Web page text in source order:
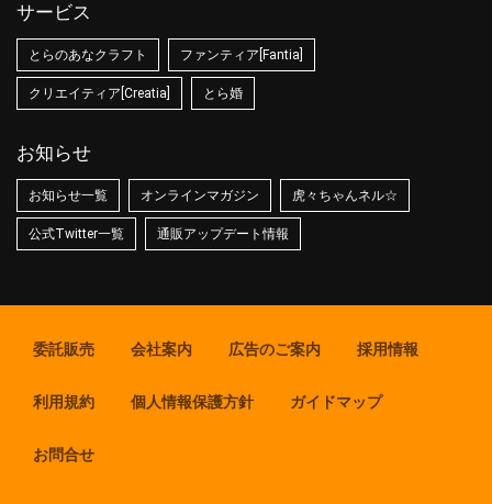
サービス
とらのあなクラフト ファンティア[Fantia]
クリエイティア[Creatia] とら婚
お知らせ
お知らせ一覧 オンラインマガジン 虎々ちゃんネル☆
公式Twitter一覧 通販アップデート情報
委託販売 会社案内 広告のご案内 採用情報
利用規約 個人情報保護方針 ガイドマップ
お問合せ